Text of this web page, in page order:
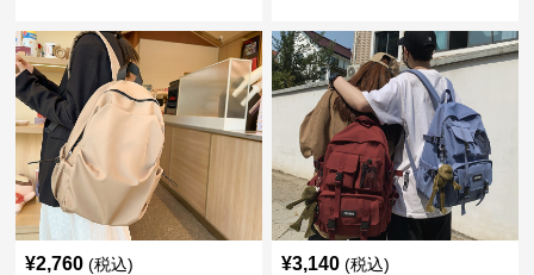
¥2,760 (税込) ¥3,140 (税込)